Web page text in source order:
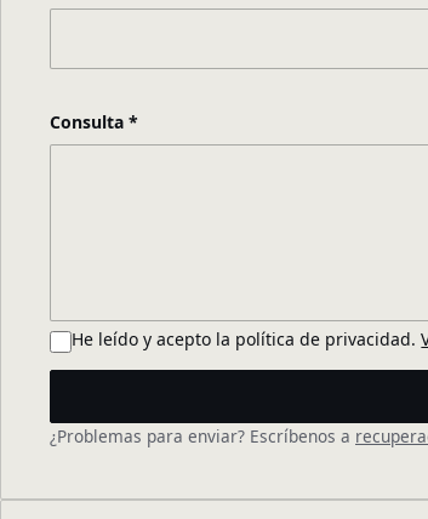
Consulta *
He leído y acepto la política de privacidad.
¿Problemas para enviar? Escríbenos a